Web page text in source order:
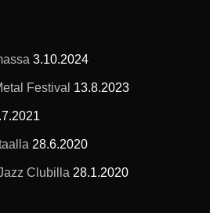
3.10.2024
Festival 13.8.2023
28.6.2020
Clubilla 28.1.2020